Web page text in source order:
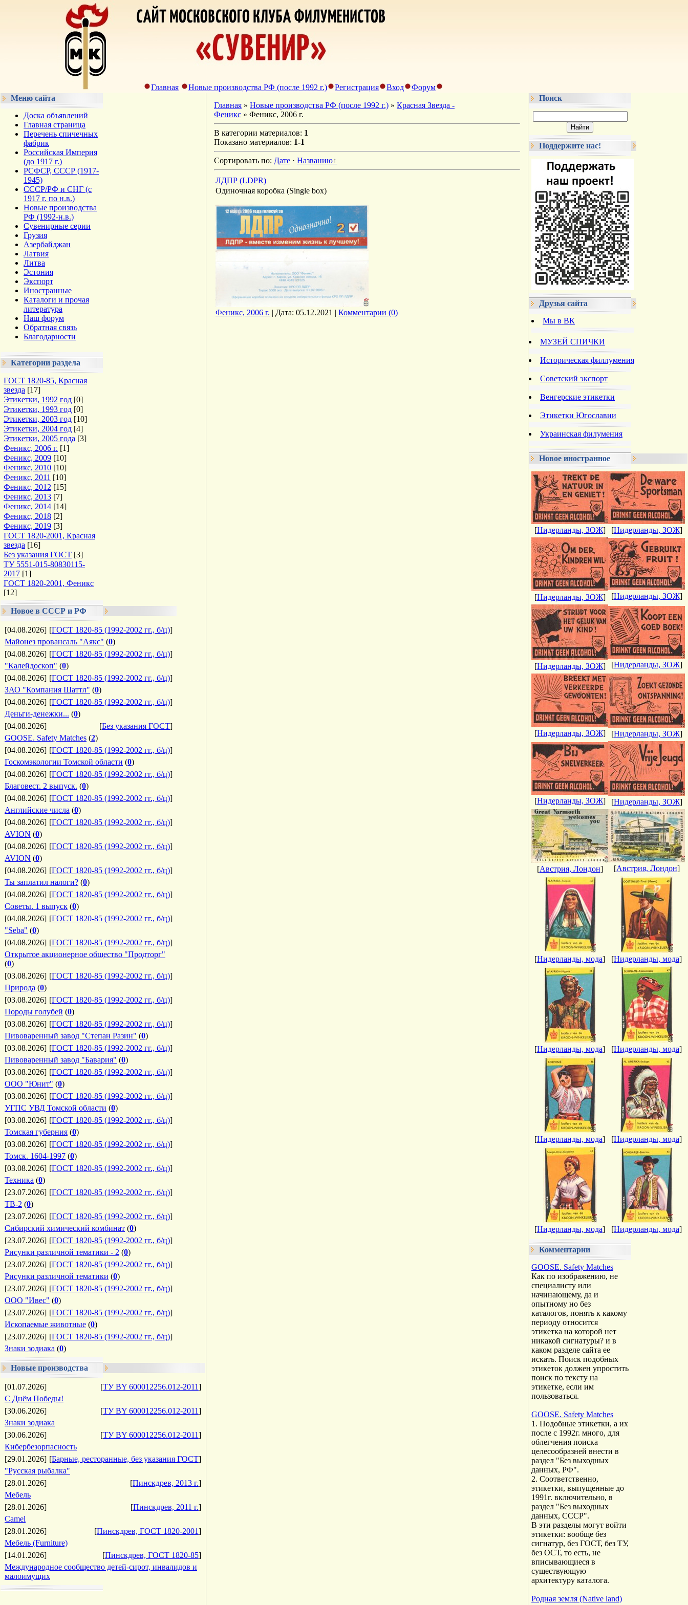
Главная Новые производства РФ (после 1992 г.) Регистрация Вход
Форум
Меню сайта
Доска объявлений
Главная страница
Перечень спичечных
фабрик
Российская Империя
(до 1917 г.)
РСФСР, СССР (1917-
1945)
СССР/РФ и СНГ (с
1917 г. по н.в.)
Новые производства
РФ (1992-н.в.)
Сувенирные серии
Грузия
Азербайджан
Латвия
Литва
Эстония
Экспорт
Иностранные
Каталоги и прочая
литература
Наш форум
Обратная связь
Благодарности
Категории раздела
ГОСТ 1820-85, Красная
звезда [17]
Этикетки, 1992 год [0]
Этикетки, 1993 год [0]
Этикетки, 2003 год [10]
Этикетки, 2004 год [4]
Этикетки, 2005 года [3]
Феникс, 2006 г. [1]
Феникс, 2009 [10]
Феникс, 2010 [10]
Феникс, 2011 [10]
Феникс, 2012 [15]
Феникс, 2013 [7]
Феникс, 2014 [14]
Феникс, 2018 [2]
Феникс, 2019 [3]
ГОСТ 1820-2001, Красная
звезда [16]
Без указания ГОСТ [3]
ТУ 5551-015-80830115-
2017 [1]
ГОСТ 1820-2001, Феникс
[12]
Новое в СССР и РФ
[04.08.2026] [ГОСТ 1820-85 (1992-2002 гг., б/ц)]
Майонез провансаль "Аякс" (0)
[04.08.2026] [ГОСТ 1820-85 (1992-2002 гг., б/ц)]
"Калейдоскоп" (0)
[04.08.2026] [ГОСТ 1820-85 (1992-2002 гг., б/ц)]
ЗАО "Компания Шаттл" (0)
[04.08.2026] [ГОСТ 1820-85 (1992-2002 гг., б/ц)]
Деньги-денежки... (0)
[04.08.2026]
[Без указания ГОСТ]
GOOSE. Safety Matches (2)
[04.08.2026] [ГОСТ 1820-85 (1992-2002 гг., б/ц)]
Госкомэкологии Томской области (0)
[04.08.2026] [ГОСТ 1820-85 (1992-2002 гг., б/ц)]
Благовест. 2 выпуск. (0)
[04.08.2026] [ГОСТ 1820-85 (1992-2002 гг., б/ц)]
Английские числа (0)
[04.08.2026] [ГОСТ 1820-85 (1992-2002 гг., б/ц)]
AVION (0)
[04.08.2026] [ГОСТ 1820-85 (1992-2002 гг., б/ц)]
AVION (0)
[04.08.2026] [ГОСТ 1820-85 (1992-2002 гг., б/ц)]
Ты заплатил налоги? (0)
[04.08.2026] [ГОСТ 1820-85 (1992-2002 гг., б/ц)]
Советы. 1 выпуск (0)
[04.08.2026] [ГОСТ 1820-85 (1992-2002 гг., б/ц)]
"Seba" (0)
[04.08.2026] [ГОСТ 1820-85 (1992-2002 гг., б/ц)]
Открытое акционерное общество "Продторг"
(0)
[03.08.2026] [ГОСТ 1820-85 (1992-2002 гг., б/ц)]
Природа (0)
[03.08.2026] [ГОСТ 1820-85 (1992-2002 гг., б/ц)]
Породы голубей (0)
[03.08.2026] [ГОСТ 1820-85 (1992-2002 гг., б/ц)]
Пивоваренный завод "Степан Разин" (0)
[03.08.2026] [ГОСТ 1820-85 (1992-2002 гг., б/ц)]
Пивоваренный завод "Бавария" (0)
[03.08.2026] [ГОСТ 1820-85 (1992-2002 гг., б/ц)]
ООО "Юнит" (0)
[03.08.2026] [ГОСТ 1820-85 (1992-2002 гг., б/ц)]
УГПС УВД Томской области (0)
[03.08.2026] [ГОСТ 1820-85 (1992-2002 гг., б/ц)]
Томская губерния (0)
[03.08.2026] [ГОСТ 1820-85 (1992-2002 гг., б/ц)]
Томск. 1604-1997 (0)
[03.08.2026] [ГОСТ 1820-85 (1992-2002 гг., б/ц)]
Техника (0)
[23.07.2026] [ГОСТ 1820-85 (1992-2002 гг., б/ц)]
ТВ-2 (0)
[23.07.2026] [ГОСТ 1820-85 (1992-2002 гг., б/ц)]
Сибирский химический комбинат (0)
[23.07.2026] [ГОСТ 1820-85 (1992-2002 гг., б/ц)]
Рисунки различной тематики - 2 (0)
[23.07.2026] [ГОСТ 1820-85 (1992-2002 гг., б/ц)]
Рисунки различной тематики (0)
[23.07.2026] [ГОСТ 1820-85 (1992-2002 гг., б/ц)]
ООО "Ивес" (0)
[23.07.2026] [ГОСТ 1820-85 (1992-2002 гг., б/ц)]
Ископаемые животные (0)
[23.07.2026] [ГОСТ 1820-85 (1992-2002 гг., б/ц)]
Знаки зодиака (0)
Новые производства
[01.07.2026] [ТУ BY 600012256.012-2011]
С Днём Победы!
[30.06.2026]
[ТУ BY 600012256.012-2011]
Знаки зодиака
[30.06.2026]
[ТУ BY 600012256.012-2011]
Кибербезорпасность
[29.01.2026] [Барные, ресторанные, без указания ГОСТ]
"Русская рыбалка"
[28.01.2026]
[Пинскдрев, 2013 г.]
Мебель
[28.01.2026]
[Пинскдрев, 2011 г.]
Camel
[28.01.2026]
[Пинскдрев, ГОСТ 1820-2001]
Мебель (Furniture)
[14.01.2026]
[Пинскдрев, ГОСТ 1820-85]
Международное сообщество детей-сирот, инвалидов и
малоимущих
Главная » Новые производства РФ (после 1992 г.) » Красная Звезда -
Феникс » Феникс, 2006 г.
В категории материалов: 1
Показано материалов: 1-1
Сортировать по: Дате · Названию
ЛДПР (LDPR)
Одиночная коробка (Single box)
Феникс, 2006 г. | Дата: 05.12.2021 | Комментарии (0)
Поиск
Поддержите нас!
Друзья сайта
Мы в ВК
МУЗЕЙ СПИЧКИ
Историческая филлумения
Советский экспорт
Венгерские этикетки
Этикетки Югославии
Украинская филумения
Новое иностранное
[Нидерланды, ЗОЖ] [Нидерланды, ЗОЖ]
[Нидерланды, ЗОЖ] [Нидерланды, ЗОЖ]
[Нидерланды, ЗОЖ] [Нидерланды, ЗОЖ]
[Нидерланды, ЗОЖ] [Нидерланды, ЗОЖ]
[Нидерланды, ЗОЖ] [Нидерланды, ЗОЖ]
[Австрия, Лондон] [Австрия, Лондон]
[Нидерланды, мода] [Нидерланды, мода]
[Нидерланды, мода] [Нидерланды, мода]
[Нидерланды, мода] [Нидерланды, мода]
[Нидерланды, мода] [Нидерланды, мода]
Комментарии
GOOSE. Safety Matches
Как по изображению, не
специалисту или
начинающему, да и
опытному но без
каталогов, понять к какому
периоду относится
этикетка на которой нет
никакой сигнатуры? и в
каком разделе сайта ее
искать. Поиск подобных
этикеток должен упростить
поиск по тексту на
этикетке, если им
пользоваться.
GOOSE. Safety Matches
1. Подобные этикетки, а их
после с 1992г. много, для
облегчения поиска
целесообразней внести в
раздел "Без выходных
данных, РФ".
2. Соответственно,
этикетки, выпущенные до
1991г. включительно, в
раздел "Без выходных
данных, СССР".
В эти разделы могут войти
этикетки: вообще без
сигнатур, без ГОСТ, без ТУ,
без ОСТ, то есть, не
вписывающиеся в
существующую
архитектуру каталога.
Родная земля (Native land)